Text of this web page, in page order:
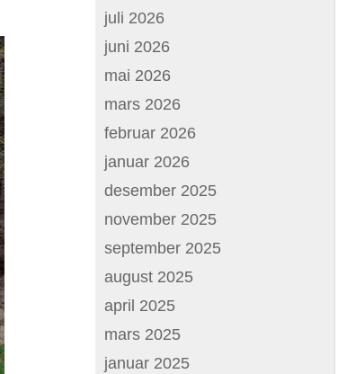
juli 2026
juni 2026
mai 2026
mars 2026
februar 2026
januar 2026
desember 2025
november 2025
september 2025
august 2025
april 2025
mars 2025
januar 2025